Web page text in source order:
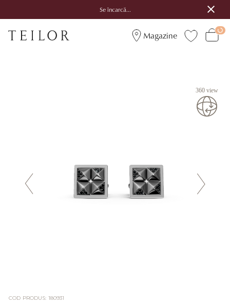
Se încarcă...
Magazine
360 view
COD PRODUS: 180931